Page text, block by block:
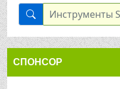
СПОНСОР